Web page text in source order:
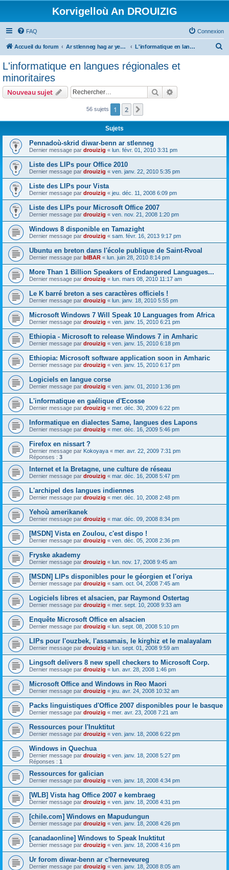
Korvigelloù An DROUIZIG
FAQ Connexion
Accueil du forum Ar stlenneg hag ar yezhoù bihan er bed a-bezh L'informatique en langues régionales et minoritaires
c
r
L'informatique en langues régionales et
minoritaires
Nouveau sujet Rechercher
56 sujets 1 2
Sujets
Pennadoù-skrid diwar-benn ar stlenneg
Dernier message par drouizig « lun. févr. 01, 2010 3:31 pm
Liste des LIPs pour Office 2010
Dernier message par drouizig « ven. janv. 22, 2010 5:35 pm
Liste des LIPs pour Vista
Dernier message par drouizig « jeu. déc. 11, 2008 6:09 pm
Liste des LIPs pour Microsoft Office 2007
Dernier message par drouizig « ven. nov. 21, 2008 1:20 pm
Windows 8 disponible en Tamazight
Dernier message par drouizig « sam. févr. 16, 2013 9:17 pm
Ubuntu en breton dans l'école publique de Saint-Rvoal
Dernier message par bIBAR « lun. juin 28, 2010 8:14 pm
More Than 1 Billion Speakers of Endangered Languages...
Dernier message par drouizig « lun. mars 08, 2010 11:17 am
Le K barré breton a ses caractères officiels !
Dernier message par drouizig « lun. janv. 18, 2010 5:55 pm
Microsoft Windows 7 Will Speak 10 Languages from Africa
Dernier message par drouizig « ven. janv. 15, 2010 6:21 pm
Ethiopia - Microsoft to release Windows 7 in Amharic
Dernier message par drouizig « ven. janv. 15, 2010 6:18 pm
Ethiopia: Microsoft software application soon in Amharic
Dernier message par drouizig « ven. janv. 15, 2010 6:17 pm
Logiciels en langue corse
Dernier message par drouizig « ven. janv. 01, 2010 1:36 pm
L'informatique en gaélique d'Ecosse
Dernier message par drouizig « mer. déc. 30, 2009 6:22 pm
Informatique en dialectes Same, langues des Lapons
Dernier message par drouizig « mer. déc. 16, 2009 5:46 pm
Firefox en nissart ?
Dernier message par Kokoyaya « mer. avr. 22, 2009 7:31 pm
Réponses : 3
Internet et la Bretagne, une culture de réseau
Dernier message par drouizig « mar. déc. 16, 2008 5:47 pm
L'archipel des langues indiennes
Dernier message par drouizig « mer. déc. 10, 2008 2:48 pm
Yehoù amerikanek
Dernier message par drouizig « mar. déc. 09, 2008 8:34 pm
[MSDN] Vista en Zoulou, c'est dispo !
Dernier message par drouizig « ven. déc. 05, 2008 2:36 pm
Fryske akademy
Dernier message par drouizig « lun. nov. 17, 2008 9:45 am
[MSDN] LIPs disponibles pour le géorgien et l'oriya
Dernier message par drouizig « sam. oct. 04, 2008 7:45 am
Logiciels libres et alsacien, par Raymond Ostertag
Dernier message par drouizig « mer. sept. 10, 2008 9:33 am
Enquête Microsoft Office en alsacien
Dernier message par drouizig « lun. sept. 08, 2008 5:10 pm
LIPs pour l'ouzbek, l'assamais, le kirghiz et le malayalam
Dernier message par drouizig « lun. sept. 01, 2008 9:59 am
Lingsoft delivers 8 new spell checkers to Microsoft Corp.
Dernier message par drouizig « lun. avr. 28, 2008 1:46 pm
Microsoft Office and Windows in Reo Maori
Dernier message par drouizig « jeu. avr. 24, 2008 10:32 am
Packs linguistiques d'Office 2007 disponibles pour le basque
Dernier message par drouizig « mer. avr. 23, 2008 7:21 am
Ressources pour l'Inuktitut
Dernier message par drouizig « ven. janv. 18, 2008 6:22 pm
Windows in Quechua
Dernier message par drouizig « ven. janv. 18, 2008 5:27 pm
Réponses : 1
Ressources for galician
Dernier message par drouizig « ven. janv. 18, 2008 4:34 pm
[WLB] Vista hag Office 2007 e kembraeg
Dernier message par drouizig « ven. janv. 18, 2008 4:31 pm
[chile.com] Windows en Mapudungun
Dernier message par drouizig « ven. janv. 18, 2008 4:26 pm
[canadaonline] Windows to Speak Inuktitut
Dernier message par drouizig « ven. janv. 18, 2008 4:16 pm
Ur forom diwar-benn ar c'herneveureg
Dernier message par drouizig « ven. janv. 18, 2008 8:05 am